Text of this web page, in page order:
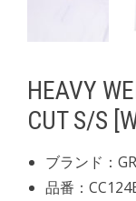
HEAVY
CUT S/S
ブランド：
品番：